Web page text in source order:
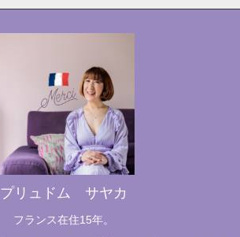
プリュドム サヤカ
フランス在住15年。